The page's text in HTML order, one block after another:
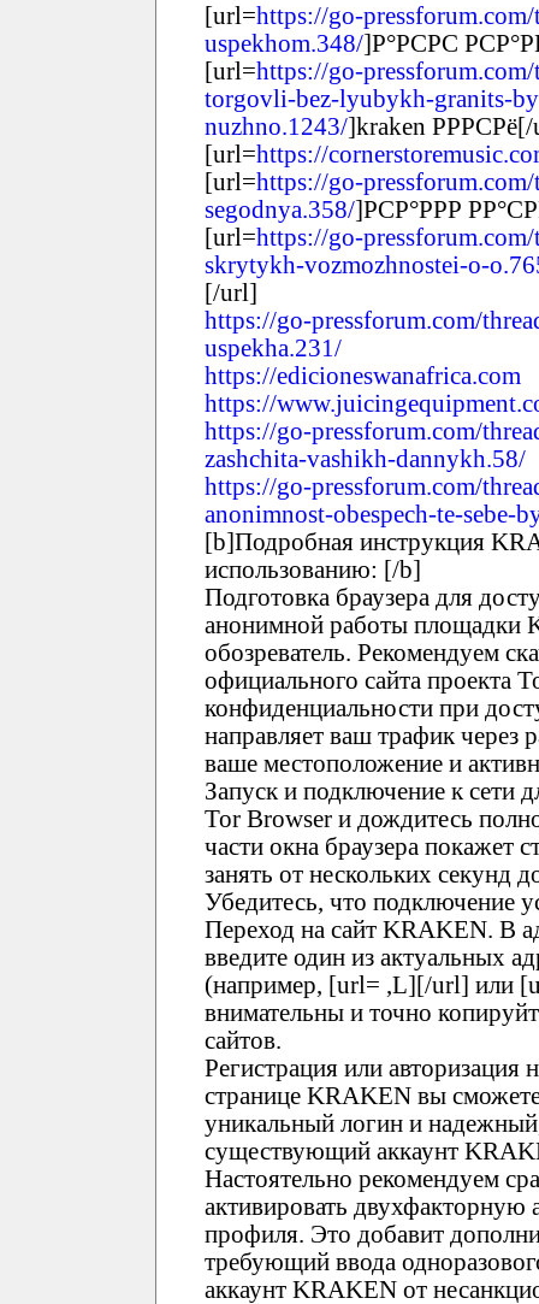
[url=https://go-
uspekhom.348/]Р°РСРС
[url=https://go-
torgovli-bez-lyubykh-granits-
nuzhno.1243/]kraken
[url=https://
[url=https://go-
segodnya.358/]РСР°РРР
[url=https://go-
skrytykh-vozmozhnostei-o-
[/url]
https://go-pressforum.com/
uspekha.231/
https://edicioneswanafrica.com
https://
https://go-pressforum.com/
zashchita-vashikh-dannykh.58/
https://go-pressforum.com/
anonimnost-obespech-te-sebe-
[b]Подробная инструкция
использованию: [/b]
Подготовка браузера для
анонимной работы площадки
обозреватель. Рекомендуем
официального сайта проекта
конфиденциальности при
направляет ваш трафик через
ваше местоположение и
Запуск и подключение к сети
Tor Browser и дождитесь
части окна браузера покажет
занять от нескольких
Убедитесь, что подключение
Переход на сайт KRAKEN. В
введите один из актуальных
(например, [url= ,L][/url] или
внимательны и точно
сайтов.
Регистрация или
странице KRAKEN вы
уникальный логин и
существующий аккаунт
Настоятельно рекомендуем
активировать двухфакторную
профиля. Это добавит
требующий ввода
аккаунт KRAKEN от